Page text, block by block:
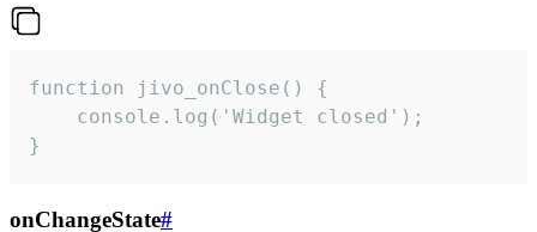
function jivo_onClose() {
    console.log('Widget closed');
}
onChangeState#